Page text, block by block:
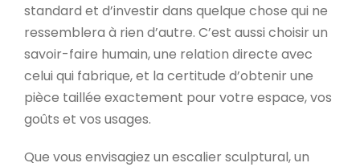
standard et d’investir dans quelque chose qui ne
ressemblera à rien d’autre. C’est aussi choisir un
savoir-faire humain, une relation directe avec
celui qui fabrique, et la certitude d’obtenir une
pièce taillée exactement pour votre espace, vos
goûts et vos usages.
Que vous envisagiez un escalier sculptural, un